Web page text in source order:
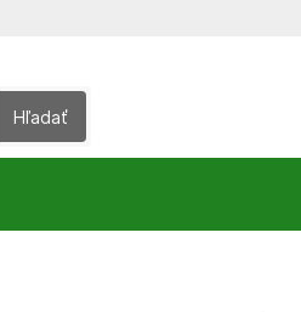
Hľadať